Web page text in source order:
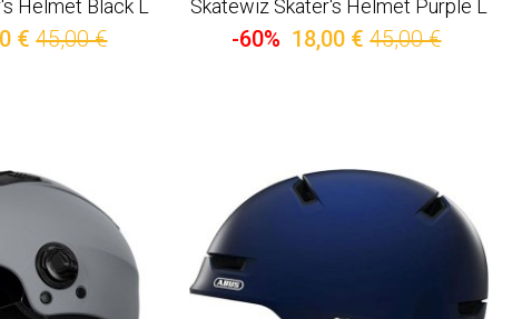
Helmet Black L
€ 45,00 €
Skatewiz Skater's Helmet Purple L
-60% 18,00 € 45,00 €